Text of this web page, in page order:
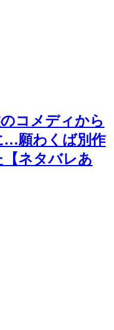
のコメディから
…願わくば別作
ネタバレあ